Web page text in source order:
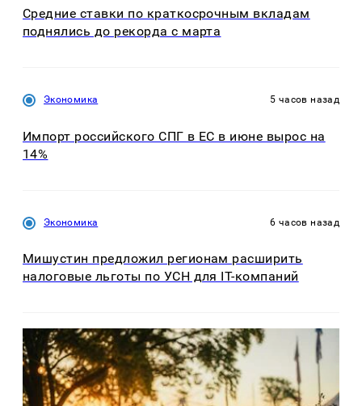
Средние ставки по краткосрочным вкладам
поднялись до рекорда с марта
Экономика 5 часов назад
Импорт российского СПГ в ЕС в июне вырос на
14%
Экономика 6 часов назад
Мишустин предложил регионам расширить
налоговые льготы по УСН для IT-компаний